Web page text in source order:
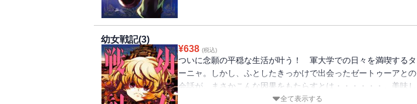
幼女戦記(3)
¥638 (税込)
ついに念願の平穏な生活が叶う！ 軍大学での日々を満喫するタ
ーニャ。しかし、ふとしたきっかけで出会ったゼートゥーアとの
会話が、まさかこんな因果をもたらすとは・・・・・・。美味し
いパンと清潔な寝床はいつまで持つ？
全て表示する